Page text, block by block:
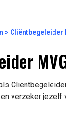
Cliëntbegeleider
verzeker jezelf